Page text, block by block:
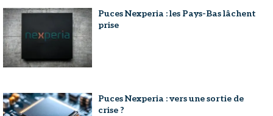
Puces Nexperia : les Pays-Bas lâchent
prise
Puces Nexperia : vers une sortie de
crise ?